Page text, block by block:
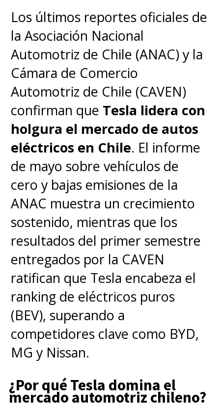
acercando la experiencia de
recarga a la conveniencia de
llenar un tanque de gasolina.
Además, la plataforma incluye
funciones decarga
automatizada y pago sin
contacto, junto con sistemas de
seguridad como resistencia de
1.500 J a impactosy un sistema
de alerta temprana de fuga
térmica con 48 horas de
anticipación. La versión de
carga ultrarrápida de la
batería está programada para
pruebas piloto en diciembre
de 2027 , mientras que ya se
investiga una evolución hacia
baterías de sulfuro totalmente
sólidas con densidad de
Wh/kg.
Los últimos reportes oficiales de
la Asociación Nacional
Automotriz de Chile (ANAC) y la
Cámara de Comercio
Automotriz de Chile (CAVEN)
confirman que Tesla lidera con
holgura el mercado de autos
eléctricos en Chile. El informe
de mayo sobre vehículos de
cero y bajas emisiones de la
ANAC muestra un crecimiento
sostenido, mientras que los
resultados del primer semestre
entregados por la CAVEN
ratifican que Tesla encabeza el
ranking de eléctricos puros
(BEV), superando a
competidores clave como BYD,
MG y Nissan.
¿Por qué Tesla domina el
mercado automotriz chileno?